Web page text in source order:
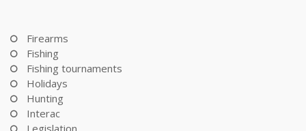
Firearms
Fishing
Fishing tournaments
Holidays
Hunting
Interac
Legislation